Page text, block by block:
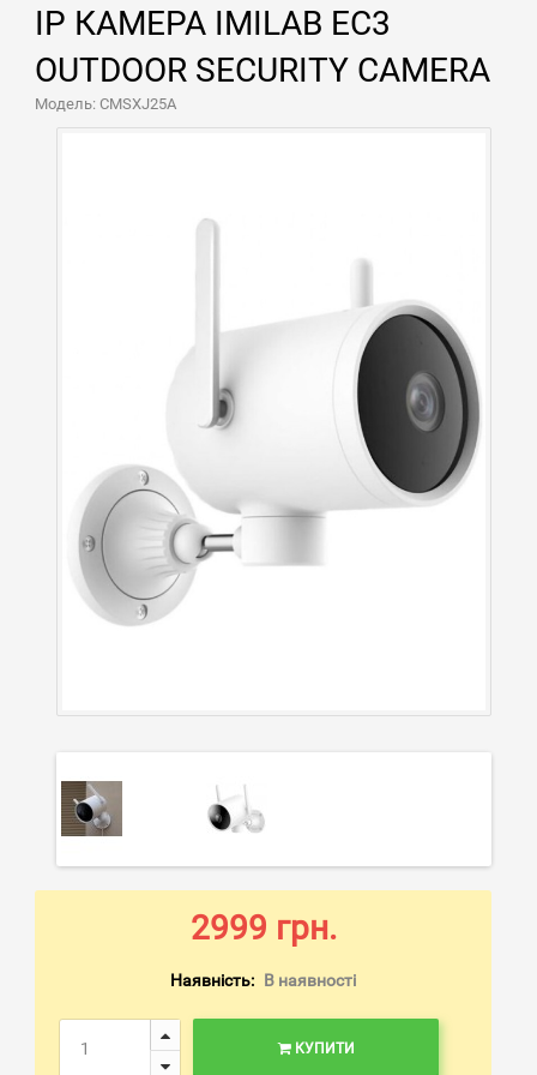
IP КАМЕРА IMILAB EC3
OUTDOOR SECURITY CAMERA
Модель: CMSXJ25A
2999 грн.
Наявність: В наявності
КУПИТИ